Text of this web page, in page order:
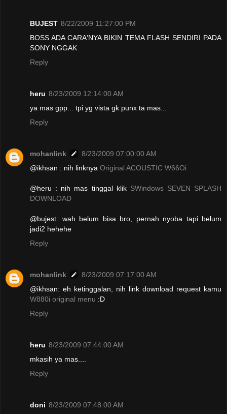
BUJEST 8/22/2009 11:27:00 PM
BOSS ADA CARA'NYA BIKIN TEMA FLASH SENDIRI PADA
SONY NGGAK
Reply
heru 8/23/2009 12:14:00 AM
ya mas gpp... tpi yg vista gk punx ta mas...
Reply
mohanlink
8/23/2009 07:00:00 AM
@ikhsan : nih linknya Original ACOUSTIC W66Oi
@heru : nih mas tinggal klik SWindows SEVEN SPLASH
DOWNLOAD
@bujest: wah belum bisa bro, pernah nyoba tapi belum
jadi2 hehehe
Reply
mohanlink
8/23/2009 07:17:00 AM
@ikhsan: eh ketinggalan, nih link download request kamu
W880i original menu :D
Reply
heru 8/23/2009 07:44:00 AM
mkasih ya mas....
Reply
doni 8/23/2009 07:48:00 AM